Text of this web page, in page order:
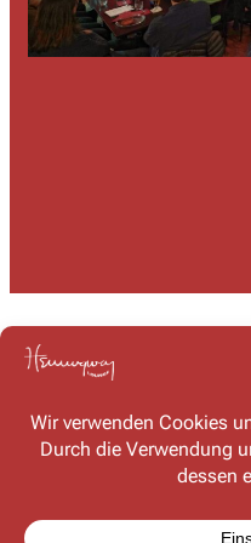
Kontakt
Haben Sie Fragen oder
treten? Schreiben Sie